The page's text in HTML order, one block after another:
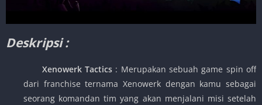
Deskripsi :
Xenowerk Tactics : Merupakan sebuah game spin off
dari franchise ternama Xenowerk dengan kamu sebagai
seorang komandan tim yang akan menjalani misi setelah